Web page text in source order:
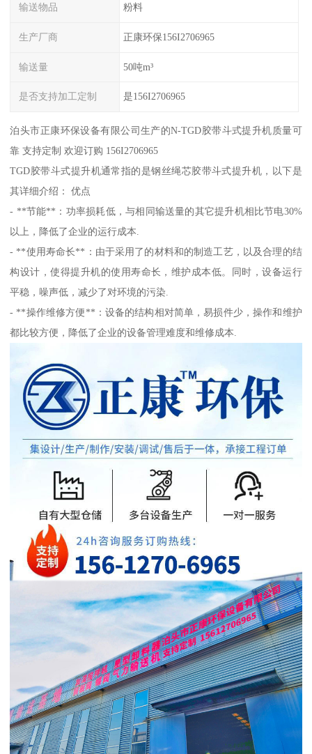
输送物品 粉料
生产厂商 正康环保156I2706965
输送量 50吨m³
是否支持加工定制 是156I2706965
泊头市正康环保设备有限公司生产的N-TGD胶带斗式提升机质量可
靠 支持定制 欢迎订购 156I2706965
TGD胶带斗式提升机通常指的是钢丝绳芯胶带斗式提升机，以下是
其详细介绍： 优点
- **节能**：功率损耗低，与相同输送量的其它提升机相比节电30%
以上，降低了企业的运行成本.
- **使用寿命长**：由于采用了的材料和的制造工艺，以及合理的结
构设计，使得提升机的使用寿命长，维护成本低。同时，设备运行
平稳，噪声低，减少了对环境的污染.
- **操作维修方便**：设备的结构相对简单，易损件少，操作和维护
都比较方便，降低了企业的设备管理难度和维修成本.